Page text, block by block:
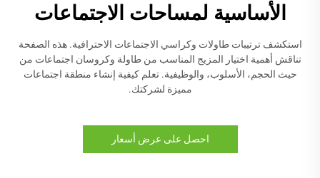
الأساسية لمساحات الاجتماعات
استكشف ترتيبات طاولات وكراسي الاجتماعات الاحترافية. هذه الصفحة
تناقش أهمية اختيار المزيج المناسب من طاولة وكروسان اجتماعات من
حيث الحجم، الأسلوب، والوظيفية. تعلم كيفية إنشاء منطقة اجتماعات
مميزة لشركتك.
احصل على عرض أسعار